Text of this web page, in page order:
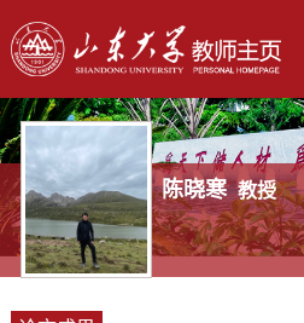
陈晓寒 教授